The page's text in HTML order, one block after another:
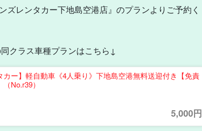
ズレンタカー下地島空港店』のプランよりご予約く
クラス車種プランはこちら↓
カー】軽自動車《4人乗り》下地島空港無料送迎付き【免責
No.r39）
5,000円